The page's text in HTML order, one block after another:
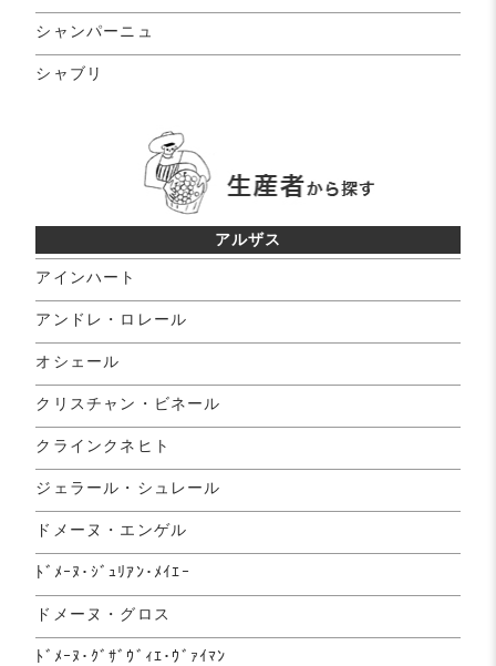
シャンパーニュ
シャブリ
アルザス
アインハート
アンドレ・ロレール
オシェール
クリスチャン・ビネール
クラインクネヒト
ジェラール・シュレール
ドメーヌ・エンゲル
ﾄﾞﾒｰﾇ･ｼﾞｭﾘｱﾝ･ﾒｲｴｰ
ドメーヌ・グロス
ﾄﾞﾒｰﾇ･ｸﾞｻﾞｳﾞｨｴ･ｳﾞｧｲﾏﾝ